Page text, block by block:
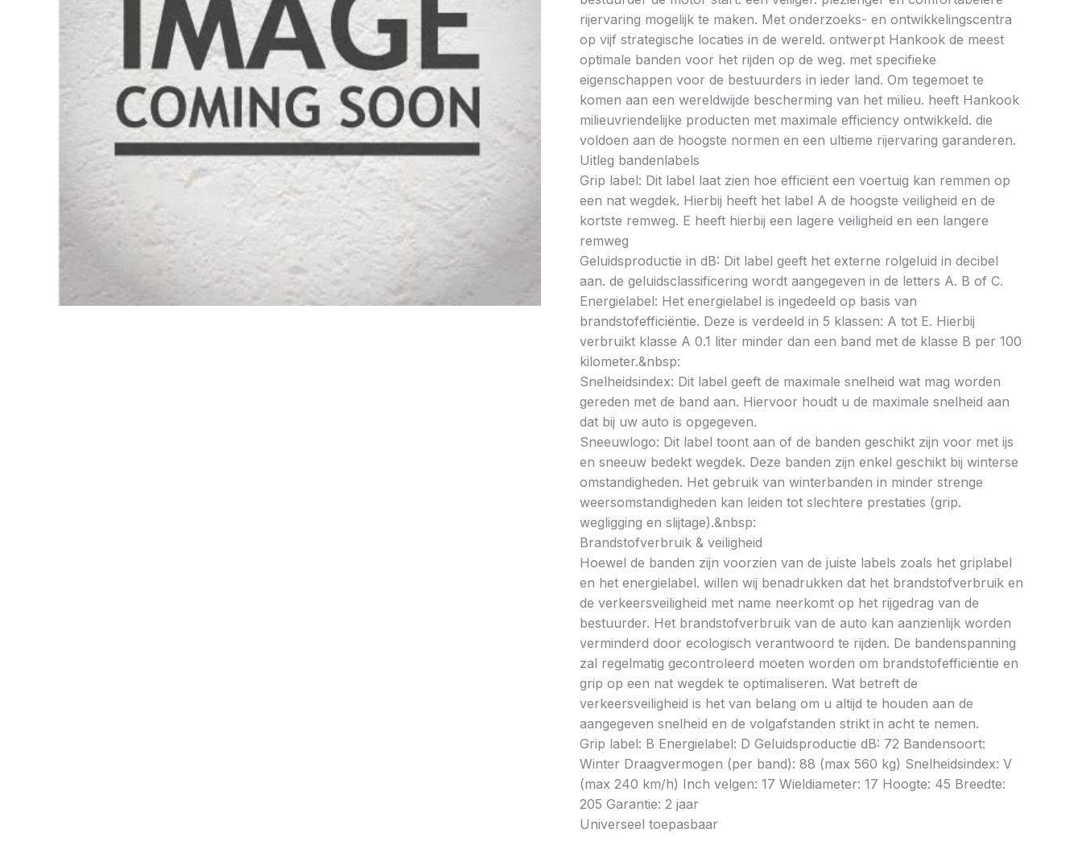
rijervaring mogelijk te maken. Met onderzoeks- en ontwikkelingscentra
op vijf strategische locaties in de wereld. ontwerpt Hankook de meest
optimale banden voor het rijden op de weg. met specifieke
eigenschappen voor de bestuurders in ieder land. Om tegemoet te
komen aan een wereldwijde bescherming van het milieu. heeft Hankook
milieuvriendelijke producten met maximale efficiency ontwikkeld. die
voldoen aan de hoogste normen en een ultieme rijervaring garanderen.
Uitleg bandenlabels
Grip label: Dit label laat zien hoe efficiënt een voertuig kan remmen op
een nat wegdek. Hierbij heeft het label A de hoogste veiligheid en de
kortste remweg. E heeft hierbij een lagere veiligheid en een langere
remweg
Geluidsproductie in dB: Dit label geeft het externe rolgeluid in decibel
aan. de geluidsclassificering wordt aangegeven in de letters A. B of C.
Energielabel: Het energielabel is ingedeeld op basis van
brandstofefficiëntie. Deze is verdeeld in 5 klassen: A tot E. Hierbij
verbruikt klasse A 0.1 liter minder dan een band met de klasse B per 100
kilometer.&nbsp:
Snelheidsindex: Dit label geeft de maximale snelheid wat mag worden
gereden met de band aan. Hiervoor houdt u de maximale snelheid aan
dat bij uw auto is opgegeven.
Sneeuwlogo: Dit label toont aan of de banden geschikt zijn voor met ijs
en sneeuw bedekt wegdek. Deze banden zijn enkel geschikt bij winterse
omstandigheden. Het gebruik van winterbanden in minder strenge
weersomstandigheden kan leiden tot slechtere prestaties (grip.
wegligging en slijtage).&nbsp:
Brandstofverbruik & veiligheid
Hoewel de banden zijn voorzien van de juiste labels zoals het griplabel
en het energielabel. willen wij benadrukken dat het brandstofverbruik en
de verkeersveiligheid met name neerkomt op het rijgedrag van de
bestuurder. Het brandstofverbruik van de auto kan aanzienlijk worden
verminderd door ecologisch verantwoord te rijden. De bandenspanning
zal regelmatig gecontroleerd moeten worden om brandstofefficiëntie en
grip op een nat wegdek te optimaliseren. Wat betreft de
verkeersveiligheid is het van belang om u altijd te houden aan de
aangegeven snelheid en de volgafstanden strikt in acht te nemen.
Grip label: B Energielabel: D Geluidsproductie dB: 72 Bandensoort:
Winter Draagvermogen (per band): 88 (max 560 kg) Snelheidsindex: V
(max 240 km/h) Inch velgen: 17 Wieldiameter: 17 Hoogte: 45 Breedte:
205 Garantie: 2 jaar
Universeel toepasbaar